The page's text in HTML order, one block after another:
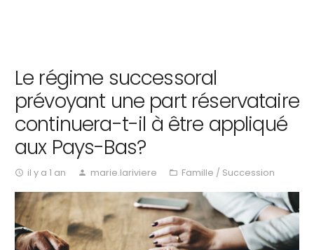
Le régime successoral
prévoyant une part réservataire
continuera-t-il à être appliqué
aux Pays-Bas?
access_time il y a 1 an person marie.lariviere folder_open Famille / Succession